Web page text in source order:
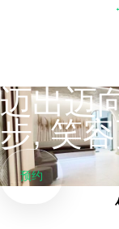
迈出迈
步, 笑
预约